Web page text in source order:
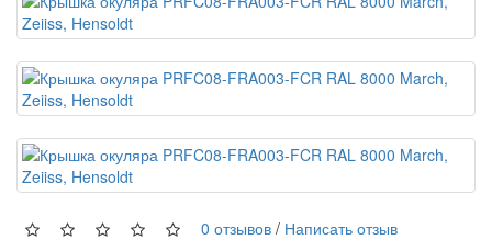
0 отзывов / Написать отзыв